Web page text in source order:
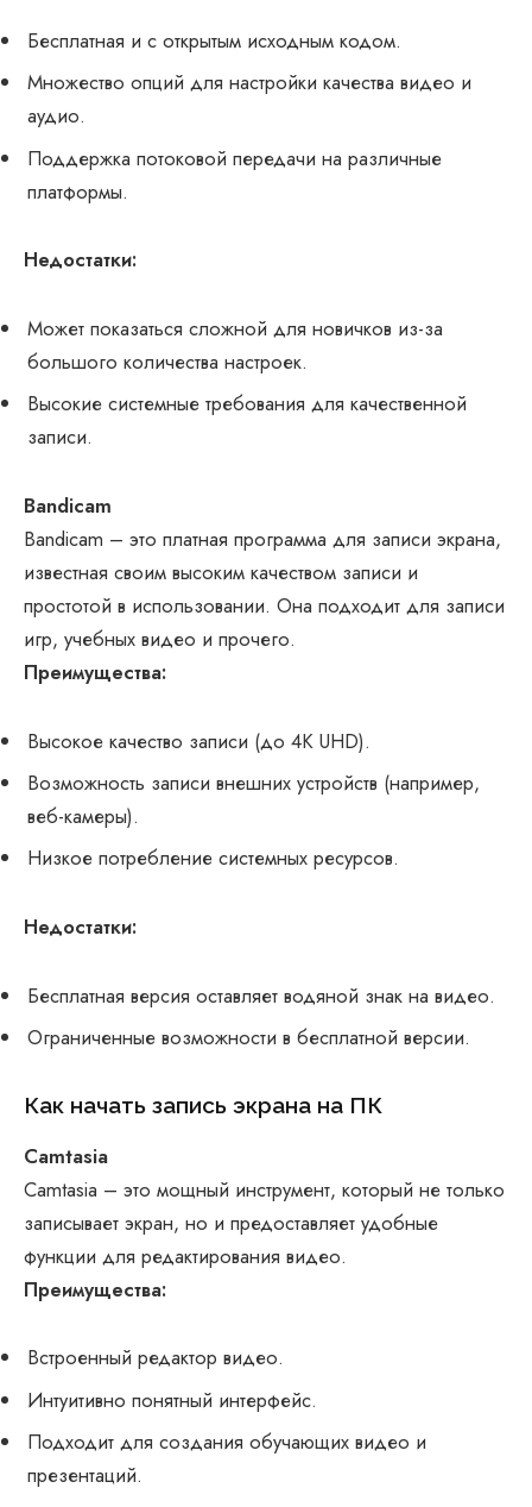
Бесплатная и с открытым исходным кодом.
Множество опций для настройки качества видео и
аудио.
Поддержка потоковой передачи на различные
платформы.
Недостатки:
Может показаться сложной для новичков из-за
большого количества настроек.
Высокие системные требования для качественной
записи.
Bandicam
Bandicam – это платная программа для записи экрана,
известная своим высоким качеством записи и
простотой в использовании. Она подходит для записи
игр, учебных видео и прочего.
Преимущества:
Высокое качество записи (до 4K UHD).
Возможность записи внешних устройств (например,
веб-камеры).
Низкое потребление системных ресурсов.
Недостатки:
Бесплатная версия оставляет водяной знак на видео.
Ограниченные возможности в бесплатной версии.
Как начать запись экрана на ПК
Camtasia
Camtasia – это мощный инструмент, который не только
записывает экран, но и предоставляет удобные
функции для редактирования видео.
Преимущества:
Встроенный редактор видео.
Интуитивно понятный интерфейс.
Подходит для создания обучающих видео и
презентаций.